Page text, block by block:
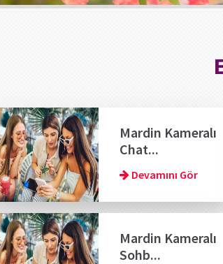
Mardin Kameralı
Chat...
Devamını Gör
Mardin Kameralı
Sohb...